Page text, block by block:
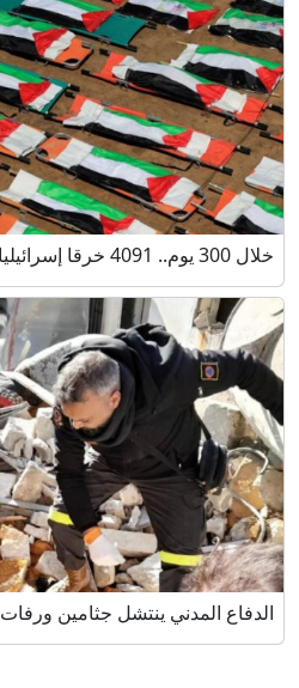
خلال 300 يوم.. 4091 خرقا إسرائيليا لاتفا...
الدفاع المدني ينتشل جثامين ورفات 19 شهيد...